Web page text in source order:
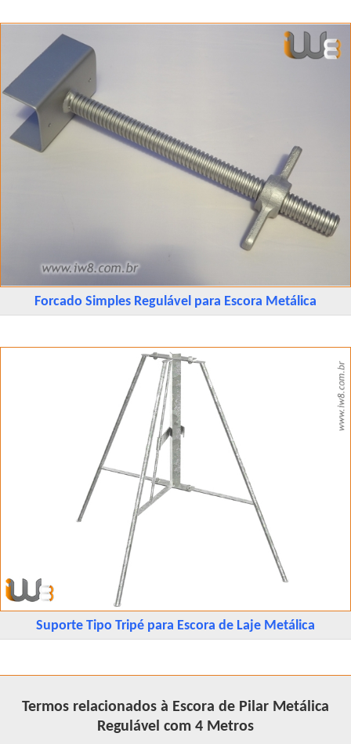
Forcado Simples Regulável para Escora Metálica
Suporte Tipo Tripé para Escora de Laje Metálica
Termos relacionados à Escora de Pilar Metálica
Regulável com 4 Metros